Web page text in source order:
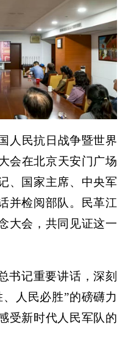
人民抗日战争暨世界
会在北京天安门广场
、国家主席、中央军
并检阅部队。民革江
大会，共同见证这一
书记重要讲话，深刻
人民必胜”的磅礴力
受新时代人民军队的